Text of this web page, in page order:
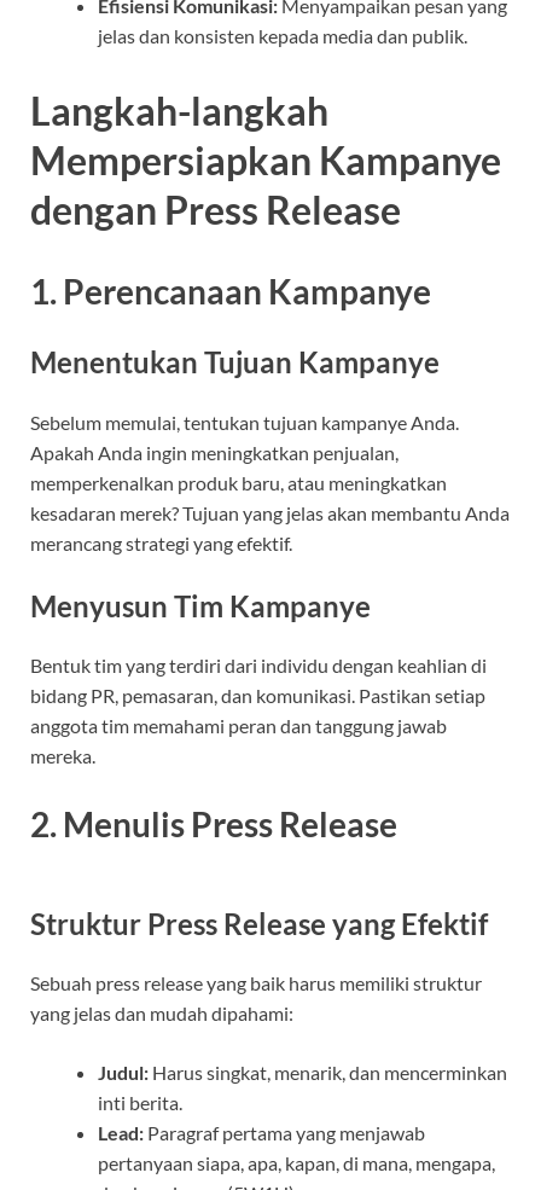
Efisiensi Komunikasi: Menyampaikan pesan yang
jelas dan konsisten kepada media dan publik.
Langkah-langkah
Mempersiapkan Kampanye
dengan Press Release
1. Perencanaan Kampanye
Menentukan Tujuan Kampanye
Sebelum memulai, tentukan tujuan kampanye Anda.
Apakah Anda ingin meningkatkan penjualan,
memperkenalkan produk baru, atau meningkatkan
kesadaran merek? Tujuan yang jelas akan membantu Anda
merancang strategi yang efektif.
Menyusun Tim Kampanye
Bentuk tim yang terdiri dari individu dengan keahlian di
bidang PR, pemasaran, dan komunikasi. Pastikan setiap
anggota tim memahami peran dan tanggung jawab
mereka.
2. Menulis Press Release
Struktur Press Release yang Efektif
Sebuah press release yang baik harus memiliki struktur
yang jelas dan mudah dipahami:
Judul: Harus singkat, menarik, dan mencerminkan
inti berita.
Lead: Paragraf pertama yang menjawab
pertanyaan siapa, apa, kapan, di mana, mengapa,